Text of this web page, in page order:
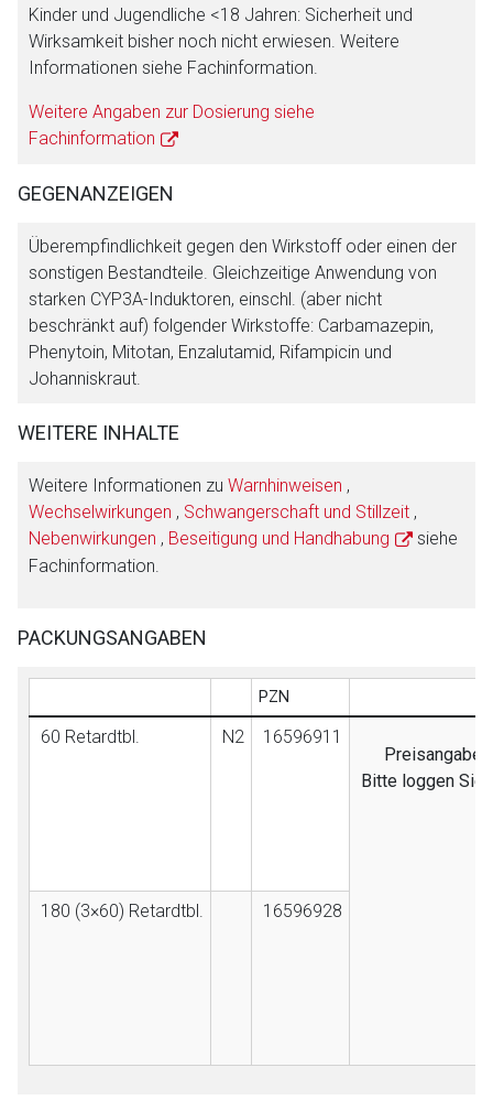
Kinder und Jugendliche <18 Jahren: Sicherheit und
Wirksamkeit bisher noch nicht erwiesen. Weitere
Informationen siehe Fachinformation.
Weitere Angaben zur Dosierung siehe
Fachinformation
GEGENANZEIGEN
Überempfindlichkeit gegen den Wirkstoff oder einen der
sonstigen Bestandteile. Gleichzeitige Anwendung von
starken CYP3A-Induktoren, einschl. (aber nicht
beschränkt auf) folgender Wirkstoffe: Carbamazepin,
Phenytoin, Mitotan, Enzalutamid, Rifampicin und
Johanniskraut.
WEITERE INHALTE
Weitere Informationen zu Warnhinweisen ,
Wechselwirkungen , Schwangerschaft und Stillzeit ,
Nebenwirkungen , Beseitigung und Handhabung
siehe
Fachinformation.
PACKUNGSANGABEN
PZN
60 Retardtbl. N2
16596911
Bitte loggen Sie
180 (3×60) Retardtbl. 16596928